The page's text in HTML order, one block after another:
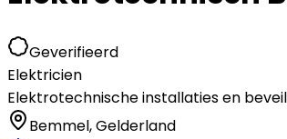
Geverifieerd
Elektricien
Elektrotechnische installaties en
Bemmel,Gelderland